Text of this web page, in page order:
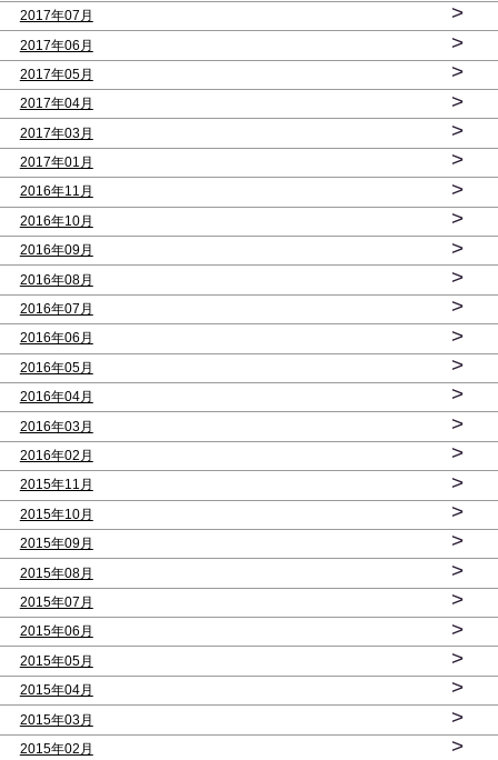
2017年07月 >
2017年06月 >
2017年05月 >
2017年04月 >
2017年03月 >
2017年01月 >
2016年11月 >
2016年10月 >
2016年09月 >
2016年08月 >
2016年07月 >
2016年06月 >
2016年05月 >
2016年04月 >
2016年03月 >
2016年02月 >
2015年11月 >
2015年10月 >
2015年09月 >
2015年08月 >
2015年07月 >
2015年06月 >
2015年05月 >
2015年04月 >
2015年03月 >
2015年02月 >